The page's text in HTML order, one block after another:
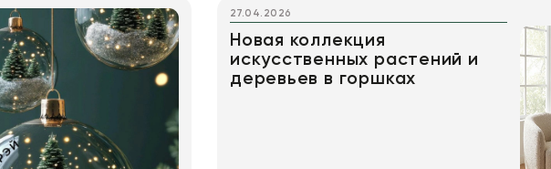
прозрачная
27.04.2026
Новая коллекция
искусственных растений и
деревьев в горшках